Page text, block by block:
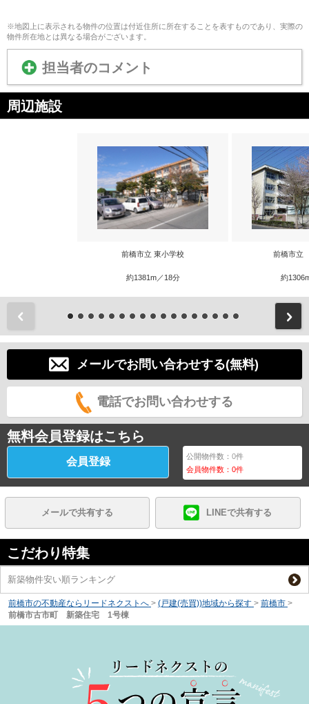
※地図上に表示される物件の位置は付近住所に所在することを表すものであり、実際の
物件所在地とは異なる場合がございます。
担当者のコメント
周辺施設
前橋市立 東小学校
約1381m／18分
前橋市立
約
メールでお問い合わせする(無料)
電話でお問い合わせする
無料会員登録はこちら
会員登録 公開物件数：0件
会員物件数：0件
メールで共有する LINEで共有する
こだわり特集
新築物件安い順ランキング
前橋市の不動産ならリードネクストへ > (戸建(売買))地域から探す > 前橋市 >
前橋市古市町 新築住宅 1号棟